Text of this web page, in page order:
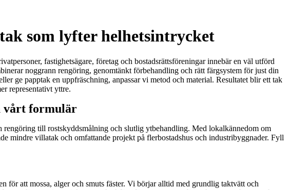
som lyfter helhetsintrycket
fastighetsägare, företag och bostadsrättsföreningar innebär en väl utförd
noggrann rengöring, genomtänkt förbehandling och rätt färgsystem för just din
ge papptak en uppfräschning, anpassar vi metod och material. Resultatet blir ett tak
representativt yttre.
vårt formulär
till rostskyddsmålning och slutlig ytbehandling. Med lokalkännedom om
mindre villatak och omfattande projekt på flerbostadshus och industribyggnader. Fyll
för att mossa, alger och smuts fäster. Vi börjar alltid med grundlig taktvätt och